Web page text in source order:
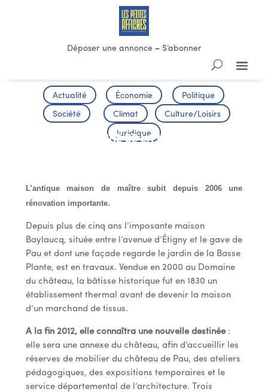
Déposer une annonce– S’abonner
Actualité Économie Politique
Société Climat Culture/Loisirs
Juridique
LA SECONDE VIE DE LA MAISON
L’antique maison de maître subit depuis 2006 une
rénovation importante.
Depuis plus de cinq ans l’imposante maison
Baylaucq, située entre l’avenue d’Étigny et le gave de
Pau et dont une façade regarde le jardin de la Basse
Plante, est en travaux. Vendue en 2000 au Domaine
du château, la bâtisse historique fut en 1830 un
établissement thermal avant de devenir la maison
d’un marchand de tissus.
A la fin 2012, elle connaîtra une nouvelle destinée:
elle sera une annexe du château, afin d’accueillir les
réserves de mobilier du château de Pau, des ateliers
pédagogiques, des expositions temporaires et le
service départemental de l’architecture. Trois